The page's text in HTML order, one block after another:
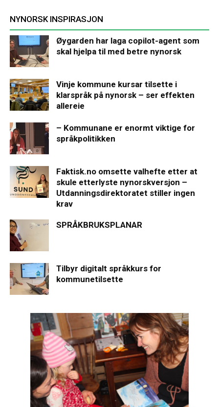
NYNORSK INSPIRASJON
Øygarden har laga copilot-agent som
skal hjelpa til med betre nynorsk
Vinje kommune kursar tilsette i
klarspråk på nynorsk – ser effekten
allereie
– Kommunane er enormt viktige for
språkpolitikken
Faktisk.no omsette valhefte etter at
skule etterlyste nynorskversjon –
Utdanningsdirektoratet stiller ingen
krav
SPRÅKBRUKSPLANAR
Tilbyr digitalt språkkurs for
kommunetilsette